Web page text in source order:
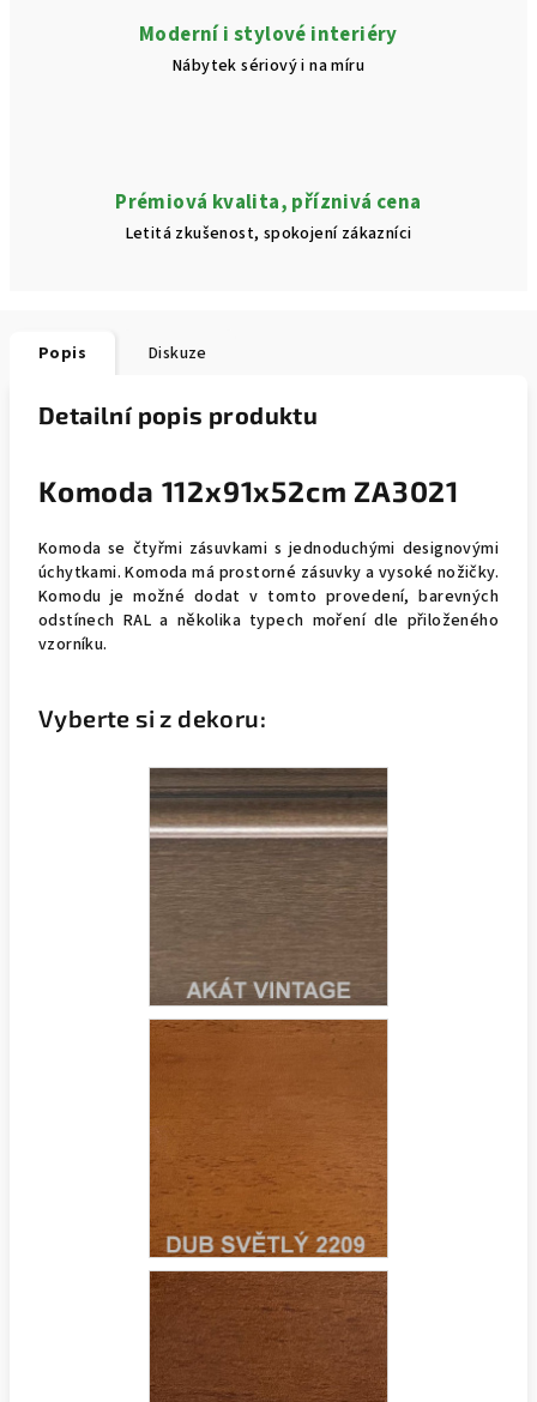
Moderní i stylové interiéry
Nábytek sériový i na míru
Prémiová kvalita, příznivá cena
Letitá zkušenost, spokojení zákazníci
Popis Diskuze
Detailní popis produktu
Komoda 112x91x52cm ZA3021
Komoda se čtyřmi zásuvkami s jednoduchými designovými
úchytkami. Komoda má prostorné zásuvky a vysoké nožičky.
Komodu je možné dodat v tomto provedení, barevných
odstínech RAL a několika typech moření dle přiloženého
vzorníku.
Vyberte si z dekoru: